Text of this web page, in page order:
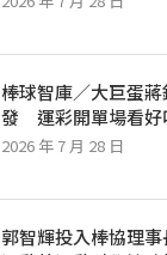
棒球智庫／大巨蛋
發 運彩開單場看好
2026 年 7 月 28 日
郭智輝投入棒協理